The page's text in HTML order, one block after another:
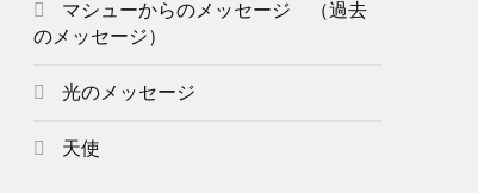
マシューからのメッセージ （過去
のメッセージ）
光のメッセージ
天使